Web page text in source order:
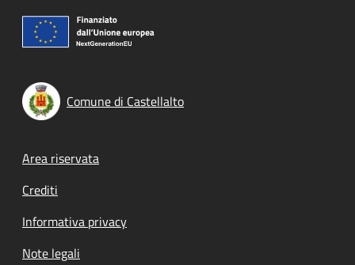
Comune di Castellalto
Footer menu
Area riservata
Crediti
Informativa privacy
Note legali